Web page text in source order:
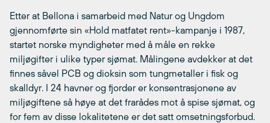
Etter at Bellona i samarbeid med Natur og Ungdom
gjennomførte sin «Hold matfatet rent»-kampanje i 1987,
startet norske myndigheter med å måle en rekke
miljøgifter i ulike typer sjømat. Målingene avdekker at det
finnes såvel PCB og dioksin som tungmetaller i fisk og
skalldyr. I 24 havner og fjorder er konsentrasjonene av
miljøgiftene så høye at det frarådes mot å spise sjømat, og
for fem av disse lokalitetene er det satt omsetningsforbud.